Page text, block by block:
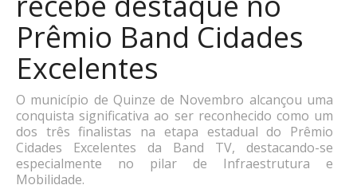
Prêmio Band Cidades
Excelentes
O município de Quinze de Novembro alcançou uma
conquista significativa ao ser reconhecido como um
dos três finalistas na etapa estadual do Prêmio
Cidades Excelentes da Band TV, destacando-se
especialmente no pilar de Infraestrutura e
Mobilidade.